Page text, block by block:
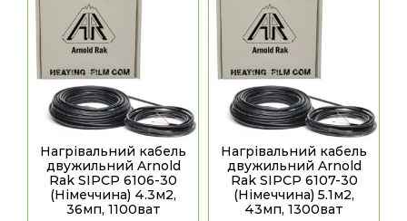
Нагрівальний кабель
двужильний Arnold
Rak SIPCP 6106-30
(Німеччина) 4.3м2,
36мп, 1100ват
Нагрівальний кабель
двужильний Arnold
Rak SIPCP 6107-30
(Німеччина) 5.1м2,
43мп, 1300ват